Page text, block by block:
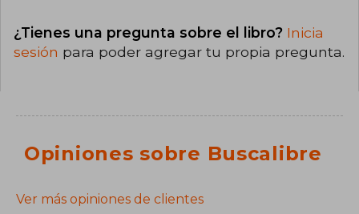
¿Tienes una pregunta sobre el libro? Inicia
sesión para poder agregar tu propia pregunta.
Opiniones sobre Buscalibre
Ver más opiniones de clientes